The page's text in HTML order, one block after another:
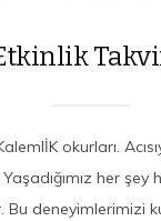
okurları.
Yaşadığımız her
Bu deneyimlerimizi